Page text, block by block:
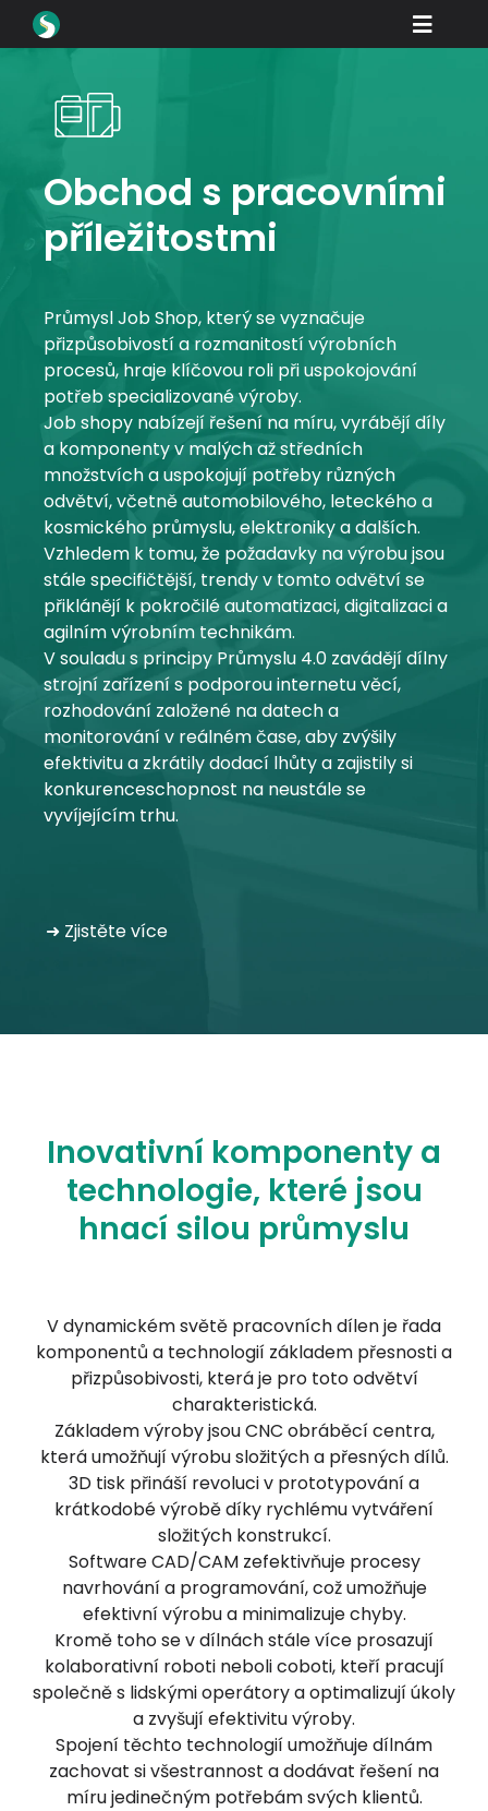
Toggle
Ke stažení na
Naučte se
Jak nakupovat
Odvětví
Společnost
Portál prodejce
Podpora
Můj účet
Přihlásit se
Obchod s pracovními
příležitostmi
Průmysl Job Shop, který se vyznačuje
přizpůsobivostí a rozmanitostí výrobních
procesů, hraje klíčovou roli při uspokojování
potřeb specializované výroby.
Job shopy nabízejí řešení na míru, vyrábějí díly
a komponenty v malých až středních
množstvích a uspokojují potřeby různých
odvětví, včetně automobilového, leteckého a
kosmického průmyslu, elektroniky a dalších.
Vzhledem k tomu, že požadavky na výrobu jsou
stále specifičtější, trendy v tomto odvětví se
přiklánějí k pokročilé automatizaci, digitalizaci a
agilním výrobním technikám.
V souladu s principy Průmyslu 4.0 zavádějí dílny
strojní zařízení s podporou internetu věcí,
rozhodování založené na datech a
monitorování v reálném čase, aby zvýšily
efektivitu a zkrátily dodací lhůty a zajistily si
konkurenceschopnost na neustále se
vyvíjejícím trhu.
➜ Zjistěte více
Inovativní komponenty a
technologie, které jsou
hnací silou průmyslu
V dynamickém světě pracovních dílen je řada
komponentů a technologií základem přesnosti a
přizpůsobivosti, která je pro toto odvětví
charakteristická.
Základem výroby jsou CNC obráběcí centra,
která umožňují výrobu složitých a přesných dílů.
3D tisk přináší revoluci v prototypování a
krátkodobé výrobě díky rychlému vytváření
složitých konstrukcí.
Software CAD/CAM zefektivňuje procesy
navrhování a programování, což umožňuje
efektivní výrobu a minimalizuje chyby.
Kromě toho se v dílnách stále více prosazují
kolaborativní roboti neboli coboti, kteří pracují
společně s lidskými operátory a optimalizují úkoly
a zvyšují efektivitu výroby.
Spojení těchto technologií umožňuje dílnám
zachovat si všestrannost a dodávat řešení na
míru jedinečným potřebám svých klientů.